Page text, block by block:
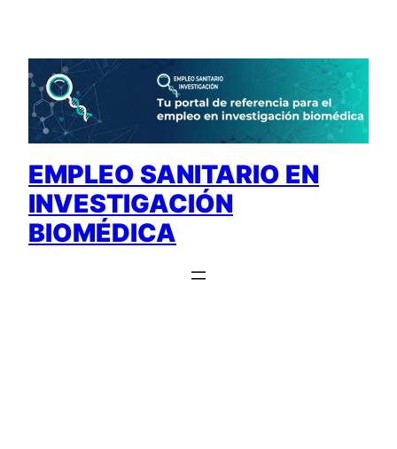
contenido
EMPLEO SANITARIO EN
INVESTIGACIÓN
BIOMÉDICA